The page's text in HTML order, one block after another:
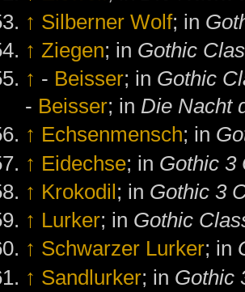
↑ Silberner Wolf; in
↑ Ziegen; in Gothic
↑ - Beisser; in Gothic
- Beisser; in Die Nacht
↑ Echsenmensch; in
↑ Eidechse; in Gothic 3
↑ Krokodil; in Gothic 3
↑ Lurker; in Gothic
↑ Schwarzer Lurker; in
↑ Sandlurker; in Gothic